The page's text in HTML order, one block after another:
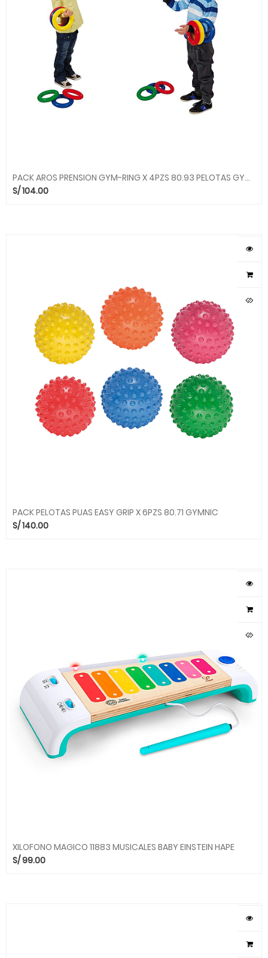
PACK AROS PRENSION GYM-RING X 4PZS 80.93 PELOTAS GYMNIC
S/104.00
PACK PELOTAS PUAS EASY GRIP X 6PZS 80.71 GYMNIC
S/140.00
XILOFONO MAGICO 11883 MUSICALES BABY EINSTEIN HAPE
S/99.00